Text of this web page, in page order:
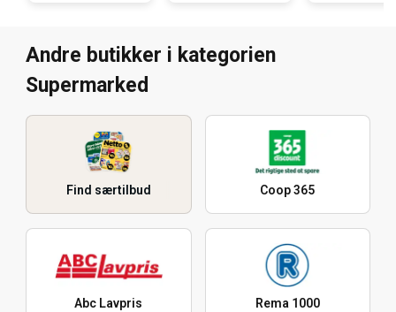
Andre butikker i kategorien
Supermarked
Find særtilbud Coop 365
Abc Lavpris Rema 1000